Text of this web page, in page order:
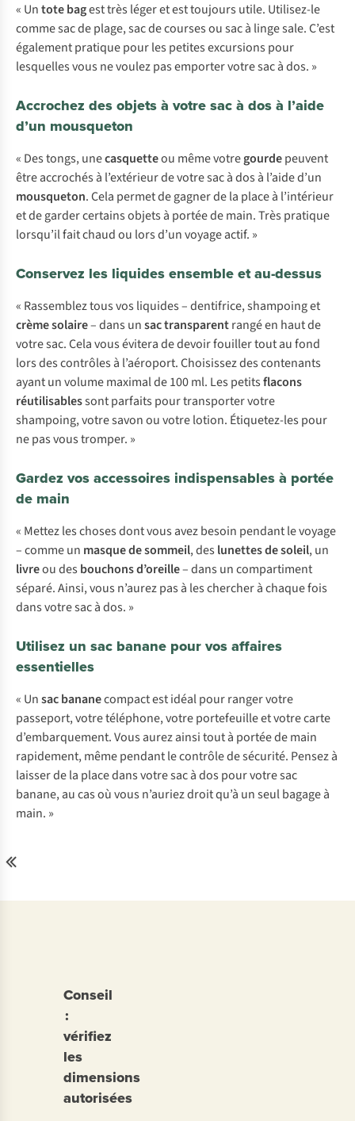
« Untote bagest très léger et est toujours utile. Utilisez-le
comme sac de plage, sac de courses ou sac à linge sale. C’est
également pratique pour les petites excursions pour
lesquelles vous ne voulez pas emporter votre sac à dos. »
Accrochez des objets à votre sac à dos à l’aide
d’un mousqueton
« Des tongs, unecasquetteou même votregourdepeuvent
être accrochés à l’extérieur de votre sac à dos à l’aide d’un
mousqueton. Cela permet de gagner de la place à l’intérieur
et de garder certains objets à portée de main. Très pratique
lorsqu’il fait chaud ou lors d’un voyage actif. »
Conservez les liquides ensemble et au-dessus
« Rassemblez tous vos liquides – dentifrice, shampoing et
crème solaire– dans unsac transparentrangé en haut de
votre sac. Cela vous évitera de devoir fouiller tout au fond
lors des contrôles à l’aéroport. Choisissez des contenants
ayant un volume maximal de 100 ml. Les petitsflacons
réutilisablessont parfaits pour transporter votre
shampoing, votre savon ou votre lotion. Étiquetez-les pour
ne pas vous tromper. »
Gardez vos accessoires indispensables à portée
de main
« Mettez les choses dont vous avez besoin pendant le voyage
– comme un masque de sommeil, des lunettes de soleil, un
livreou des bouchons d’oreille– dans un compartiment
séparé. Ainsi, vous n’aurez pas à les chercher à chaque fois
dans votre sac à dos. »
Utilisez un sac banane pour vos affaires
essentielles
« Unsac bananecompact est idéal pour ranger votre
passeport, votre téléphone, votre portefeuille et votre carte
d’embarquement. Vous aurez ainsi tout à portée de main
rapidement, même pendant le contrôle de sécurité. Pensez à
laisser de la place dans votre sac à dos pour votre sac
banane, au cas où vous n’auriez droit qu’à un seul bagage à
main. »
Conseil
:
vérifiez
les
dimensions
autorisées